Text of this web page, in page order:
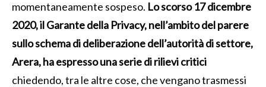
momentaneamente sospeso. Lo scorso 17 dicembre
2020, il Garante della Privacy, nell’ambito del parere
sullo schema di deliberazione dell’autorità di settore,
Arera, ha espresso una serie di rilievi critici
chiedendo, tra le altre cose, che vengano trasmessi